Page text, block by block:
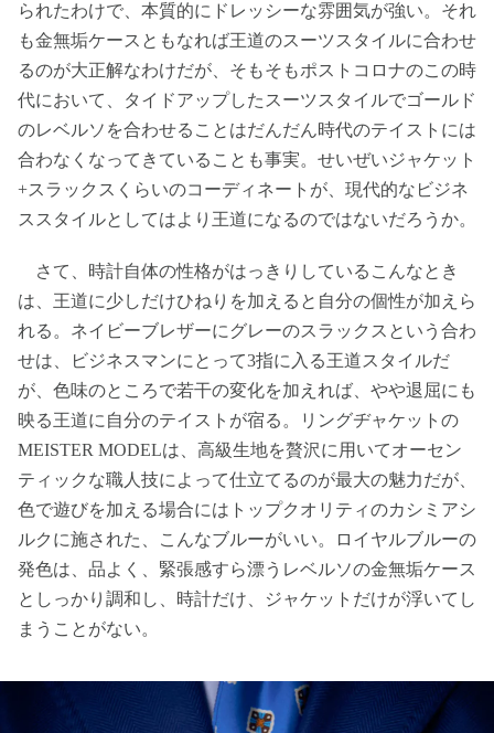
られたわけで、本質的にドレッシーな雰囲気が強い。それ
も金無垢ケースともなれば王道のスーツスタイルに合わせ
るのが大正解なわけだが、そもそもポストコロナのこの時
代において、タイドアップしたスーツスタイルでゴールド
のレベルソを合わせることはだんだん時代のテイストには
合わなくなってきていることも事実。せいぜいジャケット
+スラックスくらいのコーディネートが、現代的なビジネ
ススタイルとしてはより王道になるのではないだろうか。
さて、時計自体の性格がはっきりしているこんなとき
は、王道に少しだけひねりを加えると自分の個性が加えら
れる。ネイビーブレザーにグレーのスラックスという合わ
せは、ビジネスマンにとって3指に入る王道スタイルだ
が、色味のところで若干の変化を加えれば、やや退屈にも
映る王道に自分のテイストが宿る。リングヂャケットの
MEISTER MODELは、高級生地を贅沢に用いてオーセン
ティックな職人技によって仕立てるのが最大の魅力だが、
色で遊びを加える場合にはトップクオリティのカシミアシ
ルクに施された、こんなブルーがいい。ロイヤルブルーの
発色は、品よく、緊張感すら漂うレベルソの金無垢ケース
としっかり調和し、時計だけ、ジャケットだけが浮いてし
まうことがない。